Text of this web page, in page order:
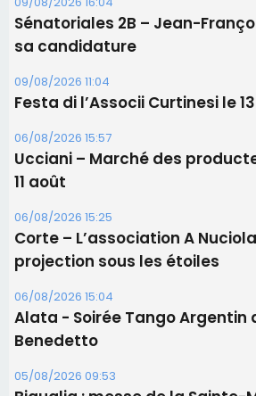
11 août
06/08/2026 15:25
Corte – L’association A
projection sous les étoiles
06/08/2026 15:04
Alata - Soirée Tango Argentin
Benedetto
05/08/2026 09:53
Biguglia : messe de la Sainte-
procession le 14 août
Les plus lus
Satine Nomary est la nouvelle